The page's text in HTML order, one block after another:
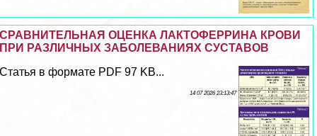
СРАВНИТЕЛЬНАЯ ОЦЕНКА ЛАКТОФЕРРИНА КРОВИ
ПРИ РАЗЛИЧНЫХ ЗАБОЛЕВАНИЯХ СУСТАВОВ
Статья в формате PDF 97 KB...
14 07 2026 23:13:47